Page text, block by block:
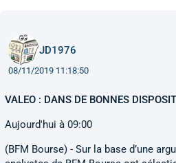
JD1976
08/11/2019 11:18:50
VALEO : DANS DE BONNES
Aujourd'hui à 09:00
(BFM Bourse) - Sur la base d’une